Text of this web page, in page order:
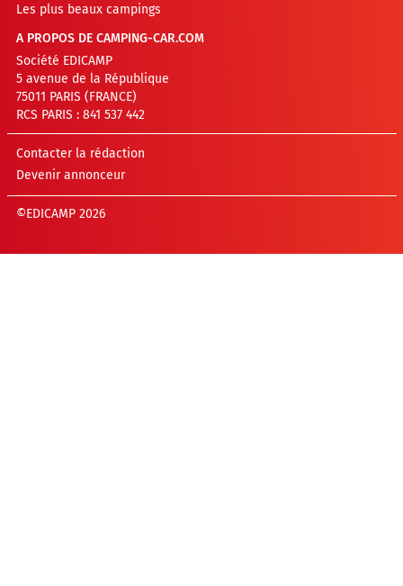
Les plus beaux campings
A PROPOS DE CAMPING-CAR.COM
Société EDICAMP
5 avenue de la République
75011 PARIS (FRANCE)
RCS PARIS : 841 537 442
Contacter la rédaction
Devenir annonceur
©EDICAMP 2026